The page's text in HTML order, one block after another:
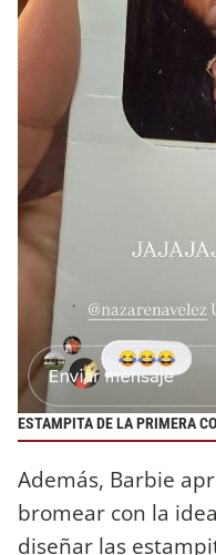
ESTAMPITA DE LA PRIMERA
Además, Barbie
bromear con la
diseñar las